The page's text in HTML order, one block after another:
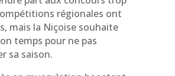
régionales ont
mais la Niçoise souhaite
temps pour ne pas
sa saison.